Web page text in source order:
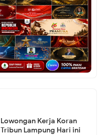
Lowongan Kerja Koran
Tribun Lampung Hari ini